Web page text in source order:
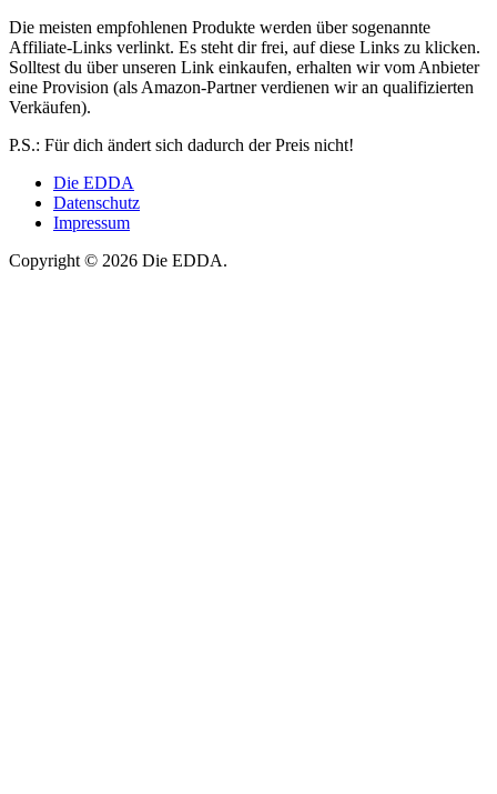
Die meisten empfohlenen Produkte werden über sogenannte
Affiliate-Links verlinkt. Es steht dir frei, auf diese Links zu klicken.
Solltest du über unseren Link einkaufen, erhalten wir vom Anbieter
eine Provision (als Amazon-Partner verdienen wir an qualifizierten
Verkäufen).
P.S.: Für dich ändert sich dadurch der Preis nicht!
Die EDDA
Datenschutz
Impressum
Copyright © 2026 Die EDDA.